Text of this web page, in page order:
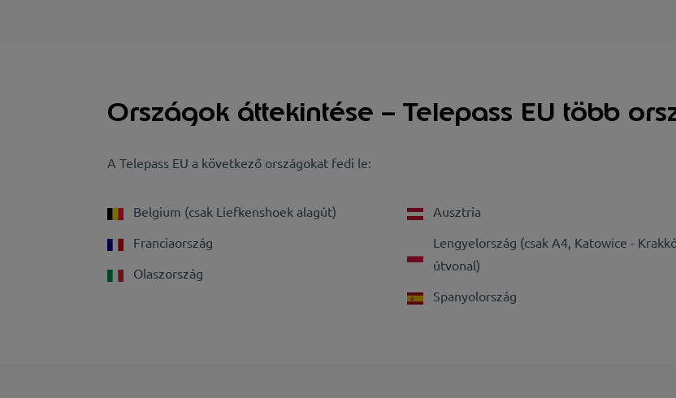
Országok áttekintése – Telepass EU több
A Telepass EU a következő országokat fedi le:
Belgium (csak Liefkenshoek alagút)
Franciaország
Olaszország
Ausztria
Lengyelország (csak A4, Katowice -
útvonal)
Spanyolország